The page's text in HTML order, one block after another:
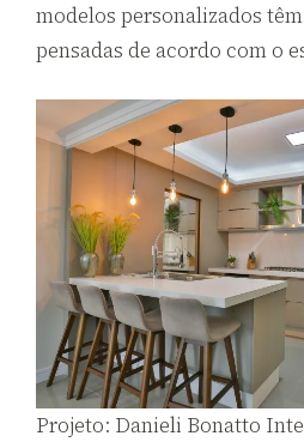
modelos personalizados
pensadas de acordo com o
Projeto: Danieli Bonatto